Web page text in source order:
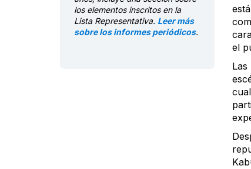
los elementos inscritos en la
Lista Representativa. Leer más
sobre los informes periódicos.
el